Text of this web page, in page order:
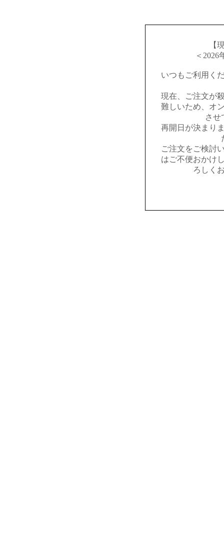
【
＜2026
いつもご利用く
現在、ご注文が
難しいため、オ
させ
再開日が決まり
ご注文をご検討
はご不便おかけ
ろしく